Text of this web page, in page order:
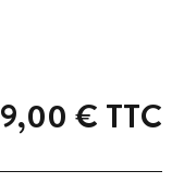
9,00 € TTC